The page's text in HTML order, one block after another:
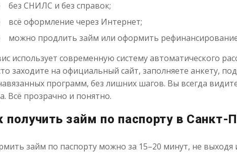
без СНИЛС и без справок;
всё оформление через Интернет;
можно продлить займ или оформить
использует современную систему автоматического
заходите на официальный сайт, заполняете анкету,
программ, без лишних шагов. Вы всегда
Всё прозрачно и понятно.
получить займ по паспорту в Санкт-
займ по паспорту можно за 15–20 минут, не выходя